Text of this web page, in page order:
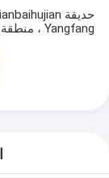
Yangfang ، منطقة Changping ، بكين ، الصين